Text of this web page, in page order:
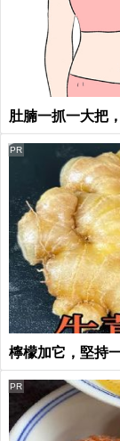
肚腩一抓一大把
檸檬加它，堅持
PR
PR